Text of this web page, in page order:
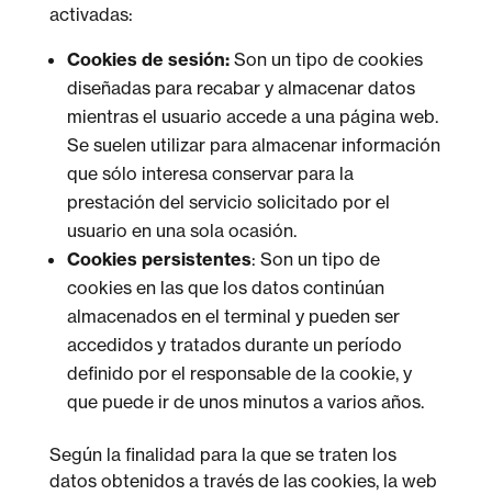
activadas:
Cookies de sesión:Son un tipo de cookies
diseñadas para recabar y almacenar datos
mientras el usuario accede a una página web.
Se suelen utilizar para almacenar información
que sólo interesa conservar para la
prestación del servicio solicitado por el
usuario en una sola ocasión.
Cookies persistentes: Son un tipo de
cookies en las que los datos continúan
almacenados en el terminal y pueden ser
accedidos y tratados durante un período
definido por el responsable de la cookie, y
que puede ir de unos minutos a varios años.
Según la finalidad para la que se traten los
datos obtenidos a través de las cookies, la web